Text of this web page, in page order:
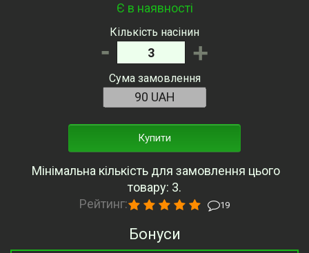
Є в наявності
Кількість насінин
- +
Сума замовлення
Купити
Мінімальна кількість для замовлення цього
товару: 3.
Рейтинг:
19
Бонуси